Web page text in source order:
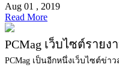
Aug 01 , 2019
Read More
PCMag เว็บไซต์ราย
PCMag เป็นอีกหนึ่งเว็บไซต์ข่